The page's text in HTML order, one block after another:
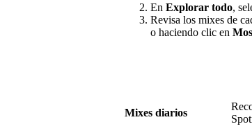
En Explorar todo,
Revisa los mixes de
o haciendo clic en
Mixes diarios